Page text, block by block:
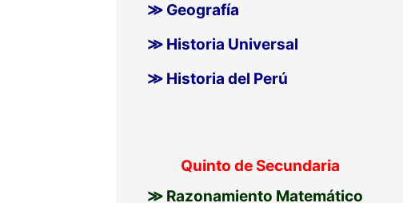
≫ Geografía
≫ Historia Universal
≫ Historia del Perú
Quinto de Secundaria
≫ Razonamiento Matemático